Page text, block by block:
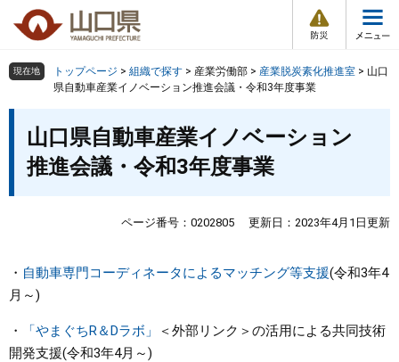
の
頭
ー
飛
情
報
メ
ュ
組織で探す
健康・福祉
教育・文化・スポーツ
検索の仕方 組織で探す サイトマップで探す
現在地 トップページ > 組織で探す > 産業労働部 > 産業脱炭素化推進室 > 山口
県自動車産業イノベーション推進会議・令和3年度事業
山口県自動車産業イノベーション
推進会議・令和3年度事業
ページ番号：0202805 更新日：2023年4月1日更新
・ 自動車専門コーディネータによるマッチング等支援(令和3年4
月～)
・ 「やまぐちR＆Dラボ」 ＜外部リンク＞ の活用による共同技術
開発支援(令和3年4月～)